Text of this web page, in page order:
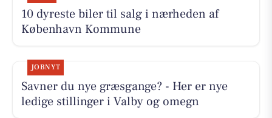
10 dyreste biler til salg i nærheden af
København Kommune
JOBNYT
Savner du nye græsgange? - Her er nye
ledige stillinger i Valby og omegn